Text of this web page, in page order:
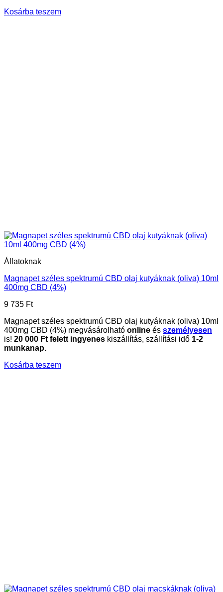
Kosárba teszem
Állatoknak
Magnapet széles spektrumú CBD olaj kutyáknak (oliva) 10ml
400mg CBD (4%)
9 735 Ft
Magnapet széles spektrumú CBD olaj kutyáknak (oliva) 10ml
400mg CBD (4%) megvásárolható online és személyesen
is! 20 000 Ft felett ingyenes kiszállítás, szállítási idő 1-2
munkanap.
Kosárba teszem